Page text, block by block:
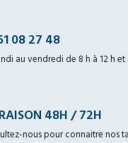
08 27 48
au vendredi de 8 h à 12 h et
48H / 72H
nous pour connaitre nos